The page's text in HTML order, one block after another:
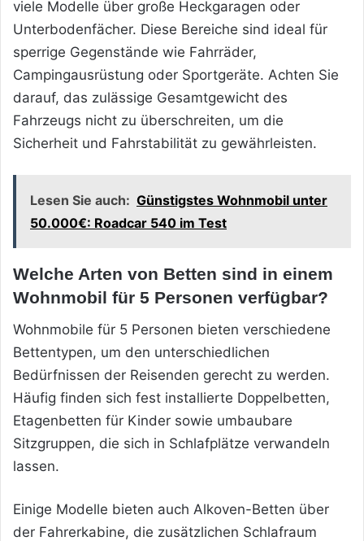
viele Modelle über große Heckgaragen oder
Unterbodenfächer. Diese Bereiche sind ideal für
sperrige Gegenstände wie Fahrräder,
Campingausrüstung oder Sportgeräte. Achten Sie
darauf, das zulässige Gesamtgewicht des
Fahrzeugs nicht zu überschreiten, um die
Sicherheit und Fahrstabilität zu gewährleisten.
Lesen Sie auch: Günstigstes Wohnmobil unter
50.000€: Roadcar 540 im Test
Welche Arten von Betten sind in einem
Wohnmobil für 5 Personen verfügbar?
Wohnmobile für 5 Personen bieten verschiedene
Bettentypen, um den unterschiedlichen
Bedürfnissen der Reisenden gerecht zu werden.
Häufig finden sich fest installierte Doppelbetten,
Etagenbetten für Kinder sowie umbaubare
Sitzgruppen, die sich in Schlafplätze verwandeln
lassen.
Einige Modelle bieten auch Alkoven-Betten über
der Fahrerkabine, die zusätzlichen Schlafraum